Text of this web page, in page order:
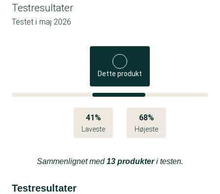
Testresultater
Testet i maj 2026
Dette produkt
41%
Laveste
68%
Højeste
Sammenlignet med13 produkteri testen.
Testresultater